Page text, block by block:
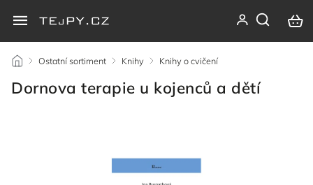
/ Ostatní sortiment / Knihy / Knihy o cvičení
Dornova terapie u kojenců a dětí